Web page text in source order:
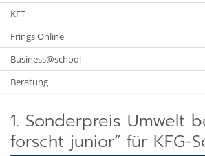
KFT
Frings Online
Business@school
Beratung
1. Sonderpreis Umwelt
forscht junior“ für KFG-